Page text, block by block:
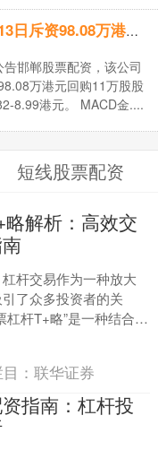
邯郸股票配资 金科服务(09666)6月13日斥资98.08万港元回购11万股
邯郸股票配资，该公司
万港元回购11万股股
8.99港元。 MACD金....
短线股票配资
略解析：高效交
杆交易作为一种放大
了众多投资者的关
杠杆T+略”是一种结合杠
转交易）理念的操作策
....
：联华证券
指南：杠杆投